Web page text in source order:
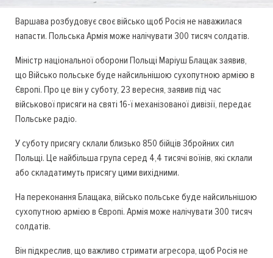
Варшава розбудовує своє військо щоб Росія не наважилася
напасти. Польська Армія може налічувати 300 тисяч солдатів.
Міністр національної оборони Польщі Маріуш Блащак заявив,
що Військо польське буде найсильнішою сухопутною армією в
Європі. Про це він у суботу, 23 вересня, заявив під час
військової присяги на святі 16-ї механізованої дивізії, передає
Польське радіо.
У суботу присягу склали близько 850 бійців Збройних сил
Польщі. Це найбільша група серед 4,4 тисячі воїнів, які склали
або складатимуть присягу цими вихідними.
На переконання Блащака, військо польське буде найсильнішою
сухопутною армією в Європі. Армія може налічувати 300 тисяч
солдатів.
Він підкреслив, що важливо стримати агресора, щоб Росія не